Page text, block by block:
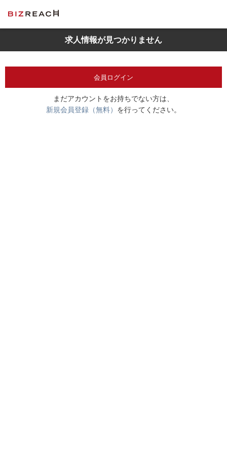
求人情報が見つかりません
会員ログイン
まだアカウントをお持ちでない方は、
新規会員登録（無料） を行ってください。